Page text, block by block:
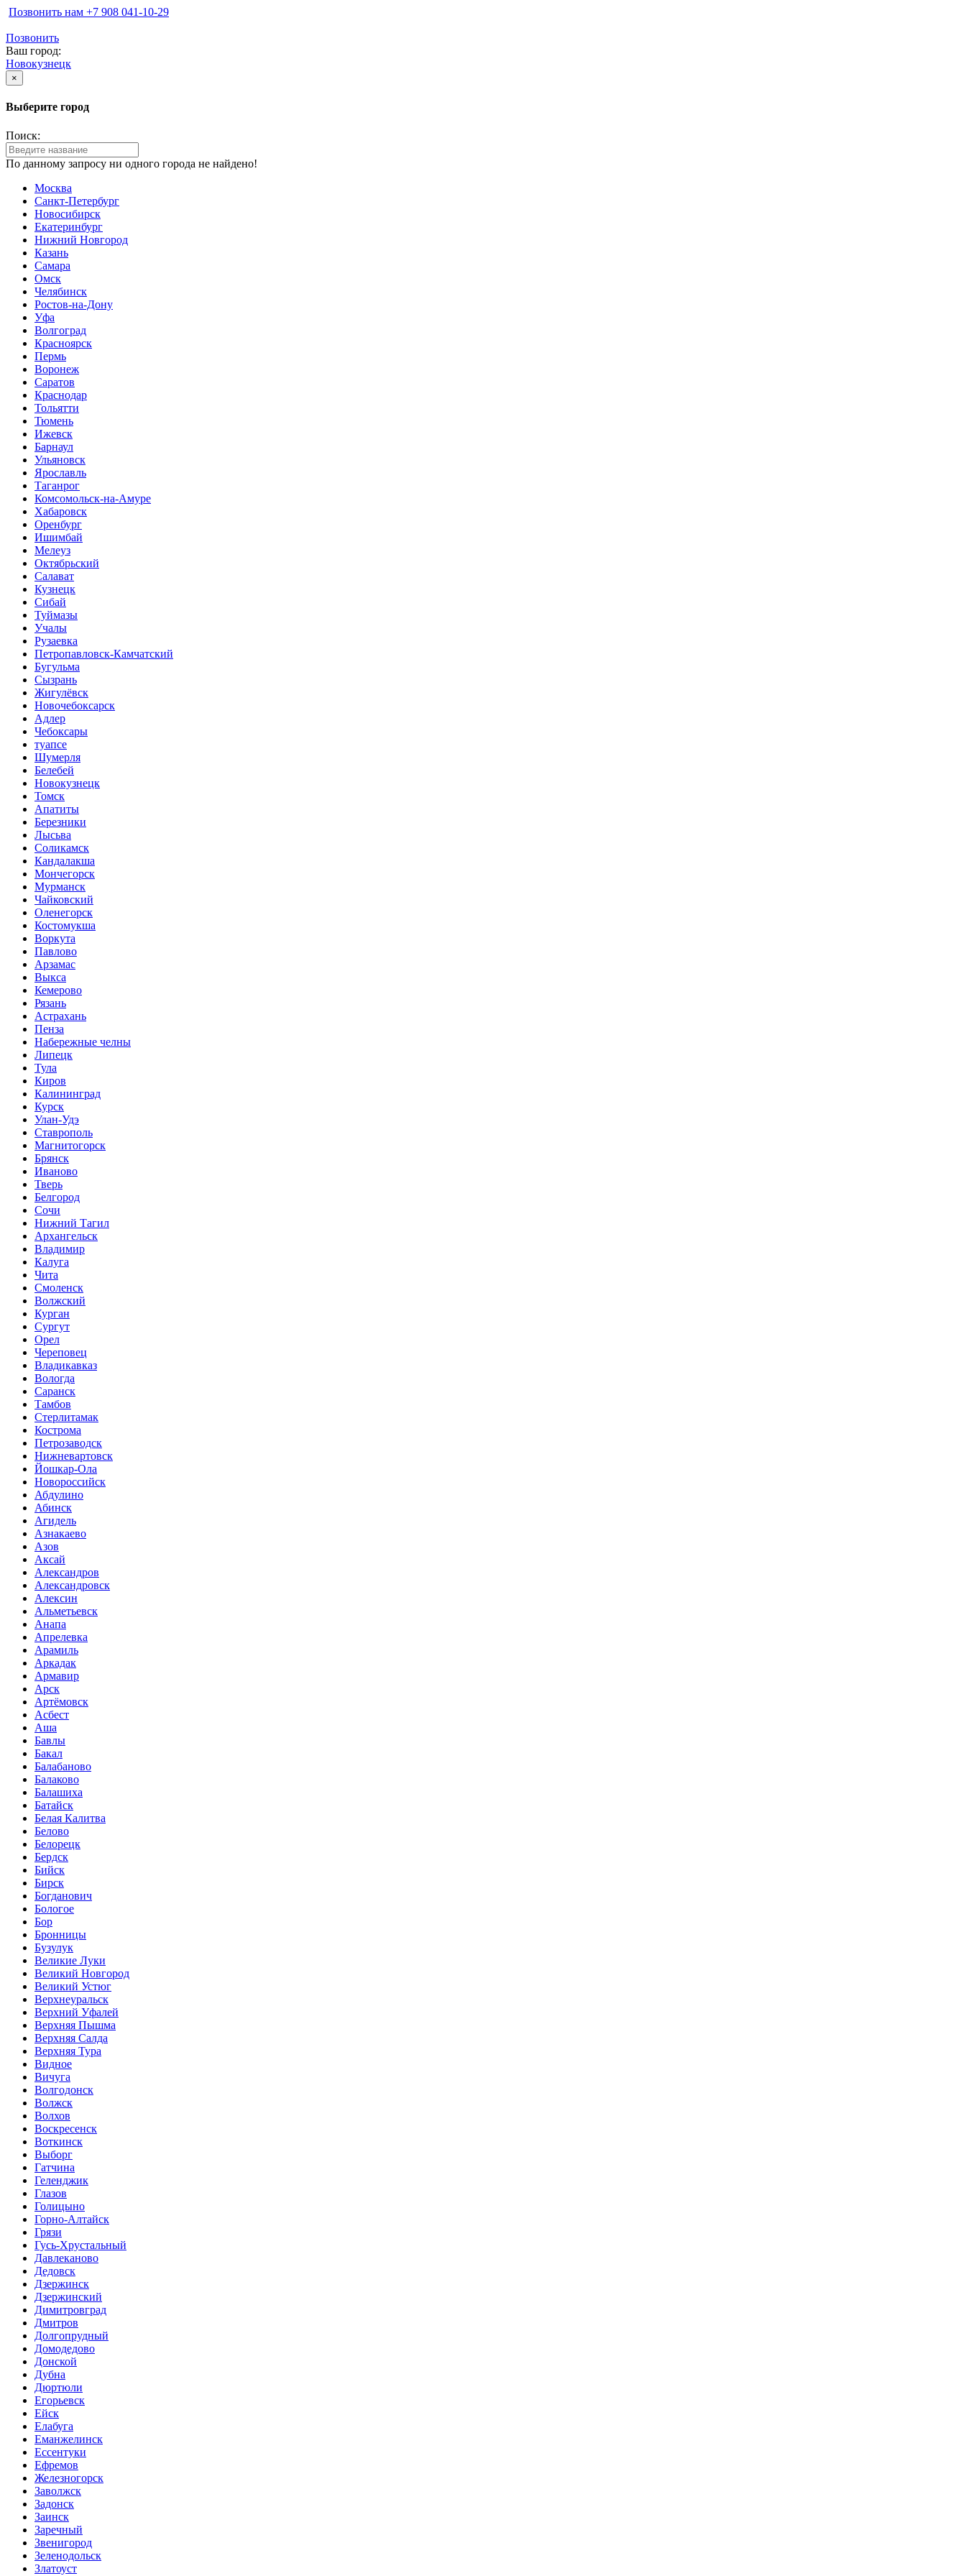
Позвонить нам ‪+7 908 041-10-29
Позвонить
Ваш город:
Новокузнецк
×
Выберите город
Поиск:
По данному запросу ни одного города не найдено!
Москва
Санкт-Петербург
Новосибирск
Екатеринбург
Нижний Новгород
Казань
Самара
Омск
Челябинск
Ростов-на-Дону
Уфа
Волгоград
Красноярск
Пермь
Воронеж
Саратов
Краснодар
Тольятти
Тюмень
Ижевск
Барнаул
Ульяновск
Ярославль
Таганрог
Комсомольск-на-Амуре
Хабаровск
Оренбург
Ишимбай
Мелеуз
Октябрьский
Салават
Кузнецк
Сибай
Туймазы
Учалы
Рузаевка
Петропавловск-Камчатский
Бугульма
Сызрань
Жигулёвск
Новочебоксарск
Адлер
Чебоксары
туапсе
Шумерля
Белебей
Новокузнецк
Томск
Апатиты
Березники
Лысьва
Соликамск
Кандалакша
Мончегорск
Мурманск
Чайковский
Оленегорск
Костомукша
Воркута
Павлово
Арзамас
Выкса
Кемерово
Рязань
Астрахань
Пенза
Набережные челны
Липецк
Тула
Киров
Калининград
Курск
Улан-Удэ
Ставрополь
Магнитогорск
Брянск
Иваново
Тверь
Белгород
Сочи
Нижний Тагил
Архангельск
Владимир
Калуга
Чита
Смоленск
Волжский
Курган
Сургут
Орел
Череповец
Владикавказ
Вологда
Саранск
Тамбов
Стерлитамак
Кострома
Петрозаводск
Нижневартовск
Йошкар-Ола
Новороссийск
Абдулино
Абинск
Агидель
Азнакаево
Азов
Аксай
Александров
Александровск
Алексин
Альметьевск
Анапа
Апрелевка
Арамиль
Аркадак
Армавир
Арск
Артёмовск
Асбест
Аша
Бавлы
Бакал
Балабаново
Балаково
Балашиха
Батайск
Белая Калитва
Белово
Белорецк
Бердск
Бийск
Бирск
Богданович
Бологое
Бор
Бронницы
Бузулук
Великие Луки
Великий Новгород
Великий Устюг
Верхнеуральск
Верхний Уфалей
Верхняя Пышма
Верхняя Салда
Верхняя Тура
Видное
Вичуга
Волгодонск
Волжск
Волхов
Воскресенск
Воткинск
Выборг
Гатчина
Геленджик
Глазов
Голицыно
Горно-Алтайск
Грязи
Гусь-Хрустальный
Давлеканово
Дедовск
Дзержинск
Дзержинский
Димитровград
Дмитров
Долгопрудный
Домодедово
Донской
Дубна
Дюртюли
Егорьевск
Ейск
Елабуга
Еманжелинск
Ессентуки
Ефремов
Железногорск
Заволжск
Задонск
Заинск
Заречный
Звенигород
Зеленодольск
Златоуст